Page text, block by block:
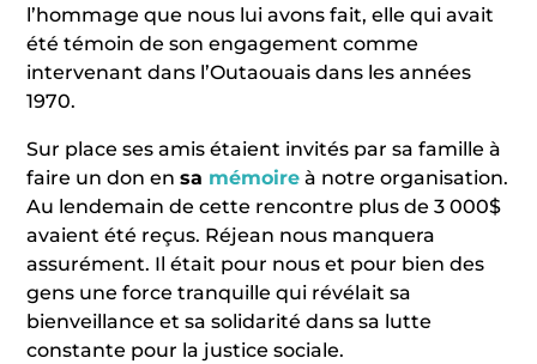
l’hommage que nous lui avons fait, elle qui avait
été témoin de son engagement comme
intervenant dans l’Outaouais dans les années
1970.
Sur place ses amis étaient invités par sa famille à
faire un don ensa mémoire à notre organisation.
Au lendemain de cette rencontre plus de 3 000$
avaient été reçus. Réjean nous manquera
assurément. Il était pour nous et pour bien des
gens une force tranquille qui révélait sa
bienveillance et sa solidarité dans sa lutte
constante pour la justice sociale.